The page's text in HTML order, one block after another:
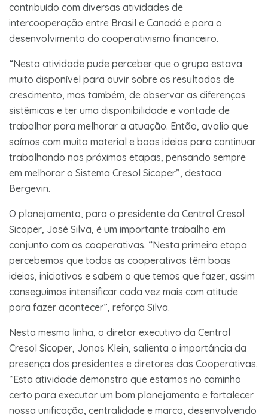
contribuído com diversas atividades de
intercooperação entre Brasil e Canadá e para o
desenvolvimento do cooperativismo financeiro.
“Nesta atividade pude perceber que o grupo estava
muito disponível para ouvir sobre os resultados de
crescimento, mas também, de observar as diferenças
sistêmicas e ter uma disponibilidade e vontade de
trabalhar para melhorar a atuação. Então, avalio que
saímos com muito material e boas ideias para continuar
trabalhando nas próximas etapas, pensando sempre
em melhorar o Sistema Cresol Sicoper”, destaca
Bergevin.
O planejamento, para o presidente da Central Cresol
Sicoper, José Silva, é um importante trabalho em
conjunto com as cooperativas. “Nesta primeira etapa
percebemos que todas as cooperativas têm boas
ideias, iniciativas e sabem o que temos que fazer, assim
conseguimos intensificar cada vez mais com atitude
para fazer acontecer”, reforça Silva.
Nesta mesma linha, o diretor executivo da Central
Cresol Sicoper, Jonas Klein, salienta a importância da
presença dos presidentes e diretores das Cooperativas.
“Esta atividade demonstra que estamos no caminho
certo para executar um bom planejamento e fortalecer
nossa unificação, centralidade e marca, desenvolvendo